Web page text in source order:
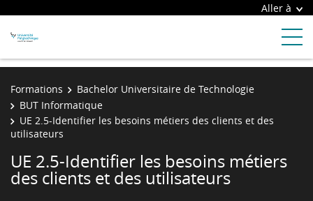
Aller à
Formations
Bachelor Universitaire de Technologie
BUT Informatique
UE 2.5-Identifier les besoins métiers des clients et des
utilisateurs
UE 2.5-Identifier les besoins métiers
des clients et des utilisateurs